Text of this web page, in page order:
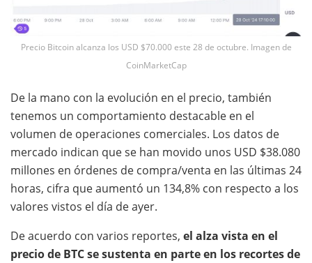
Precio Bitcoin alcanza los USD $70.000 este 28 de octubre. Imagen de
CoinMarketCap
De la mano con la evolución en el precio, también
tenemos un comportamiento destacable en el
volumen de operaciones comerciales. Los datos de
mercado indican que se han movido unos USD $38.080
millones en órdenes de compra/venta en las últimas 24
horas, cifra que aumentó un 134,8% con respecto a los
valores vistos el día de ayer.
De acuerdo con varios reportes, el alza vista en el
precio de BTC se sustenta en parte en los recortes de